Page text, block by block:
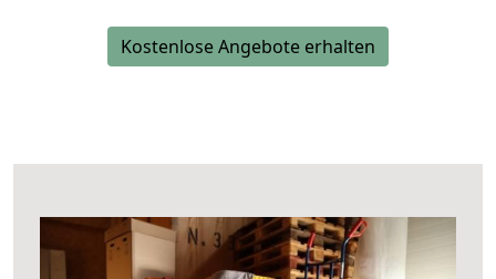
Kostenlose Angebote erhalten